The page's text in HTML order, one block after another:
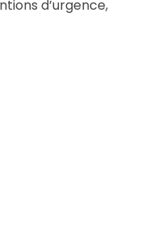
d’urgence,